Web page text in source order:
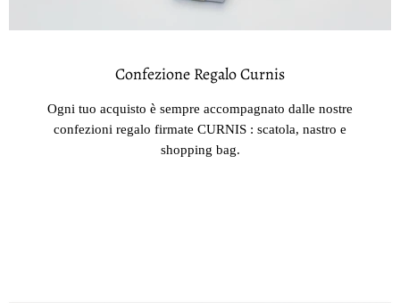
Confezione Regalo Curnis
Ogni tuo acquisto è sempre accompagnato dalle nostre
confezioni regalo firmate CURNIS : scatola, nastro e
shopping bag.